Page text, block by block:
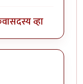
सदस्य व्हा